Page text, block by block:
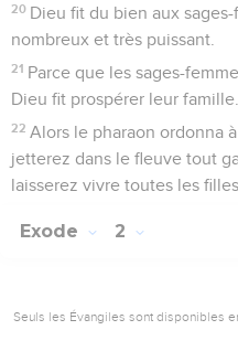
20 Dieu fit du bien aux
nombreux et très puissant.
21 Parce que les sages-
Dieu fit prospérer leur famille.
22 Alors le pharaon ordonna
jetterez dans le fleuve tout
laisserez vivre toutes les
Exode 2
Seuls les Évangiles sont disponibles